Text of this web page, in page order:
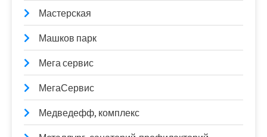
Мастерская
Машков парк
Мега сервис
МегаСервис
Медведефф, комплекс